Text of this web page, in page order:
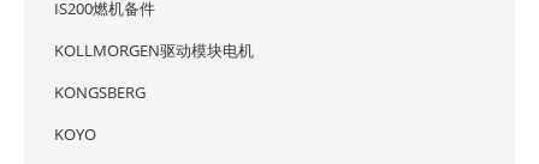
IS200燃机备件
KOLLMORGEN驱动模块电机
KONGSBERG
KOYO